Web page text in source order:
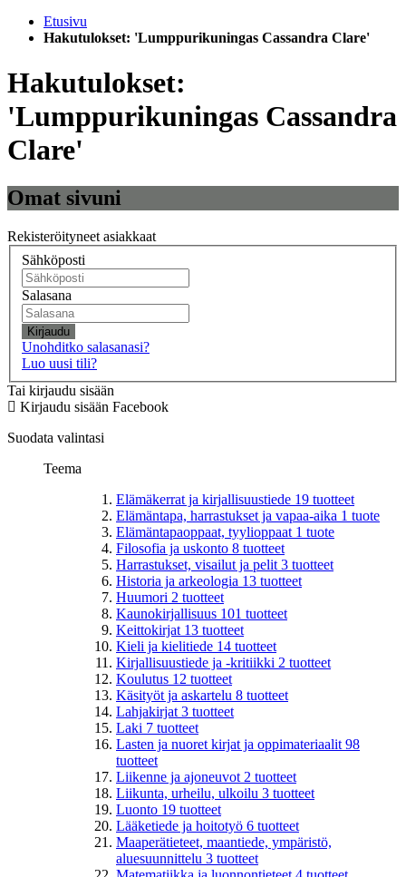
Etusivu
Hakutulokset: 'Lumppurikuningas Cassandra Clare'
Hakutulokset:
'Lumppurikuningas Cassandra
Clare'
Omat sivuni
Rekisteröityneet asiakkaat
Sähköposti
Salasana
Kirjaudu
Unohditko salasanasi?
Luo uusi tili?
Tai kirjaudu sisään
Kirjaudu sisään Facebook
Suodata valintasi
Teema
Elämäkerrat ja kirjallisuustiede 19 tuotteet
Elämäntapa, harrastukset ja vapaa-aika 1 tuote
Elämäntapaoppaat, tyylioppaat 1 tuote
Filosofia ja uskonto 8 tuotteet
Harrastukset, visailut ja pelit 3 tuotteet
Historia ja arkeologia 13 tuotteet
Huumori 2 tuotteet
Kaunokirjallisuus 101 tuotteet
Keittokirjat 13 tuotteet
Kieli ja kielitiede 14 tuotteet
Kirjallisuustiede ja -kritiikki 2 tuotteet
Koulutus 12 tuotteet
Käsityöt ja askartelu 8 tuotteet
Lahjakirjat 3 tuotteet
Laki 7 tuotteet
Lasten ja nuoret kirjat ja oppimateriaalit 98
tuotteet
Liikenne ja ajoneuvot 2 tuotteet
Liikunta, urheilu, ulkoilu 3 tuotteet
Luonto 19 tuotteet
Lääketiede ja hoitotyö 6 tuotteet
Maaperätieteet, maantiede, ympäristö,
aluesuunnittelu 3 tuotteet